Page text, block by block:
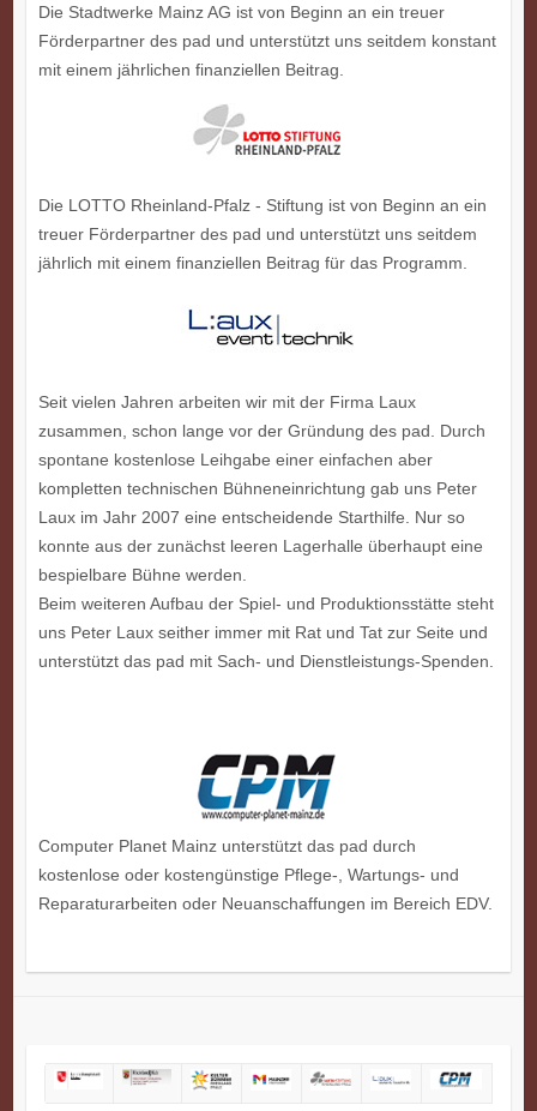
Die Stadtwerke Mainz AG ist von Beginn an ein treuer
Förderpartner des pad und unterstützt uns seitdem konstant
mit einem jährlichen finanziellen Beitrag.
Die LOTTO Rheinland-Pfalz - Stiftung ist von Beginn an ein
treuer Förderpartner des pad und unterstützt uns seitdem
jährlich mit einem finanziellen Beitrag für das Programm.
Seit vielen Jahren arbeiten wir mit der Firma Laux
zusammen, schon lange vor der Gründung des pad. Durch
spontane kostenlose Leihgabe einer einfachen aber
kompletten technischen Bühneneinrichtung gab uns Peter
Laux im Jahr 2007 eine entscheidende Starthilfe. Nur so
konnte aus der zunächst leeren Lagerhalle überhaupt eine
bespielbare Bühne werden.
Beim weiteren Aufbau der Spiel- und Produktionsstätte steht
uns Peter Laux seither immer mit Rat und Tat zur Seite und
unterstützt das pad mit Sach- und Dienstleistungs-Spenden.
Computer Planet Mainz unterstützt das pad durch
kostenlose oder kostengünstige Pflege-, Wartungs- und
Reparaturarbeiten oder Neuanschaffungen im Bereich EDV.